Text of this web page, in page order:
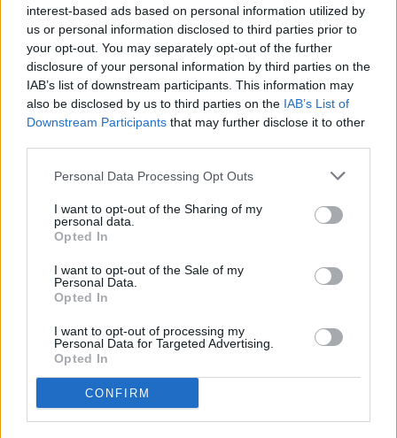
interest-based ads based on personal information utilized by
us or personal information disclosed to third parties prior to
your opt-out. You may separately opt-out of the further
disclosure of your personal information by third parties on the
IAB’s list of downstream participants. This information may
also be disclosed by us to third parties on the IAB’s List of
Downstream Participants that may further disclose it to other
Personal Data Processing Opt Outs
I want to opt-out of the Sharing of my
personal data.
Opted In
I want to opt-out of the Sale of my
Personal Data.
Opted In
I want to opt-out of processing my
Personal Data for Targeted Advertising.
Opted In
CONFIRM